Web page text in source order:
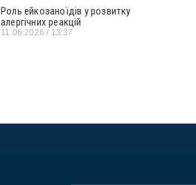
Роль ейкозаноїдів у розвитку
алергічних реакцій
11.06.2026 13:37